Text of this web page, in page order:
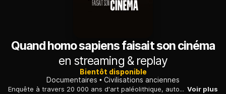
Quand homo sapiens faisait son cinéma
en streaming & replay
Bientôt disponible
Documentaires
Civilisations anciennes
Enquête à travers 20 000 ans d'art paléolithique, autour des prémices de l'animation et de la narration cinématographique sur les parois des cavernes. Voir plus